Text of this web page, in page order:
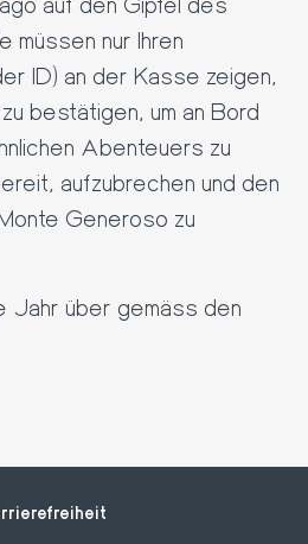
müssen nur Ihren
ID) an der Kasse zeigen,
bestätigen, um an Bord
Abenteuers zu
aufzubrechen und den
Generoso zu
Jahr über gemäss den